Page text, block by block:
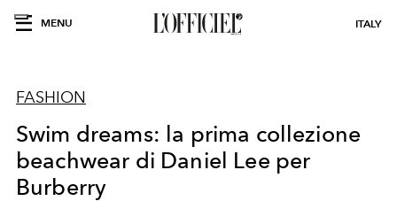
MENU ITALY
FASHION
Swim dreams: la prima collezione
beachwear di Daniel Lee per
Burberry